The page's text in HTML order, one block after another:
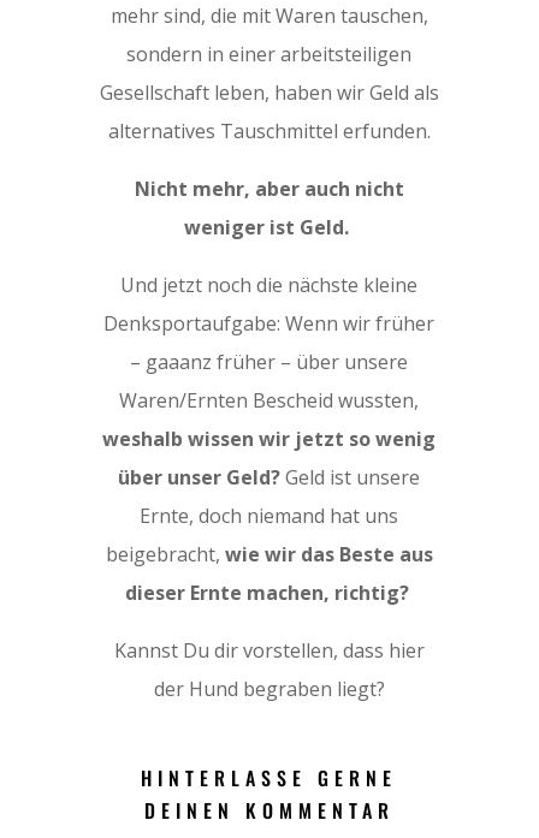
mehr sind, die mit Waren tauschen,
sondern in einer arbeitsteiligen
Gesellschaft leben, haben wir Geld als
alternatives Tauschmittel erfunden.
Nicht mehr, aber auch nicht
weniger ist Geld.
Und jetzt noch die nächste kleine
Denksportaufgabe: Wenn wir früher
– gaaanz früher – über unsere
Waren/Ernten Bescheid wussten,
weshalb wissen wir jetzt so wenig
über unser Geld?Geld ist unsere
Ernte, doch niemand hat uns
beigebracht, wie wir das Beste aus
dieser Ernte machen, richtig?
Kannst Du dir vorstellen, dass hier
der Hund begraben liegt?
HINTERLASSE GERNE
DEINEN KOMMENTAR